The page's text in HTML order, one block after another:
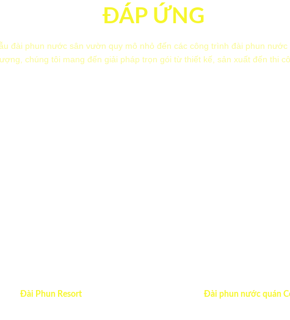
ĐÁP ỨNG
đài phun nước sân vườn quy mô nhỏ đến các công trình đài phun nước
chúng tôi mang đến giải pháp trọn gói từ thiết kế, sản xuất đến thi
Đài Phun Resort Đài phun nước quán